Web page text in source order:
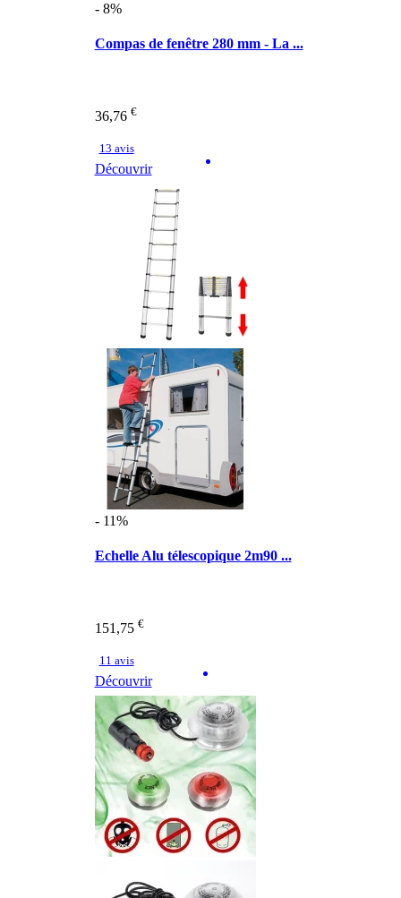
- 8%
Compas de fenêtre 280 mm - La ...
36,76 €
13 avis
Découvrir
- 11%
Echelle Alu télescopique 2m90 ...
151,75 €
11 avis
Découvrir